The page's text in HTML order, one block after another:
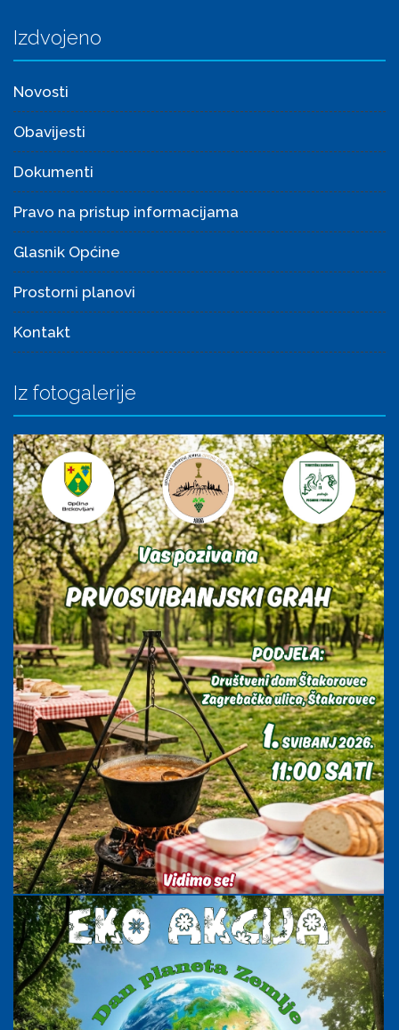
Izdvojeno
Novosti
Obavijesti
Dokumenti
Pravo na pristup informacijama
Glasnik Općine
Prostorni planovi
Kontakt
Iz fotogalerije